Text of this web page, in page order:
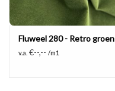
Fluweel 280 - Retro groen
v.a. €--,-- /m1